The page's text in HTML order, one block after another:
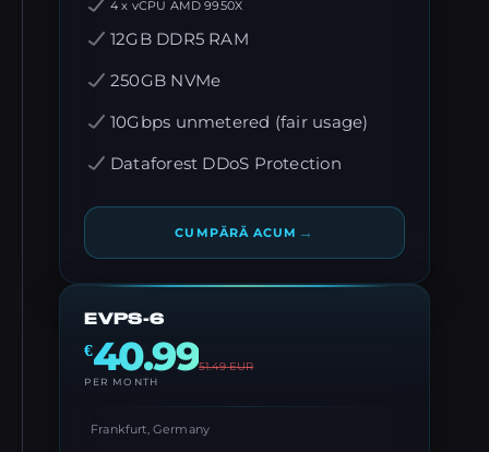
4 x vCPU AMD 9950X
12GB DDR5 RAM
250GB NVMe
10Gbps unmetered (fair usage)
Dataforest DDoS Protection
CUMPĂRĂ ACUM →
EVPS-6
€40.9951.49EUR
PER MONTH
Frankfurt, Germany